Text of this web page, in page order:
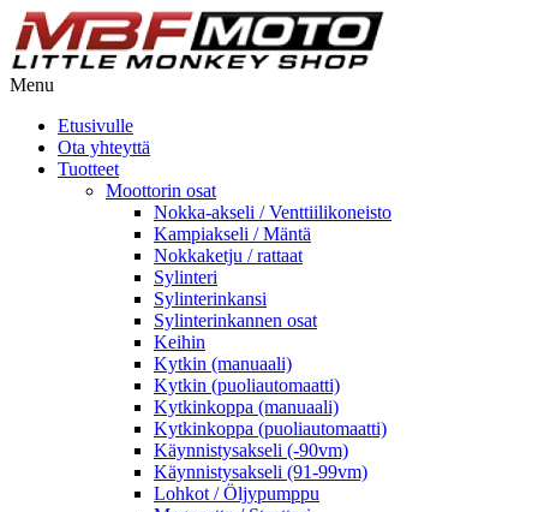
Menu
Etusivulle
Ota yhteyttä
Tuotteet
Moottorin osat
Nokka-akseli / Venttiilikoneisto
Kampiakseli / Mäntä
Nokkaketju / rattaat
Sylinteri
Sylinterinkansi
Sylinterinkannen osat
Keihin
Kytkin (manuaali)
Kytkin (puoliautomaatti)
Kytkinkoppa (manuaali)
Kytkinkoppa (puoliautomaatti)
Käynnistysakseli (-90vm)
Käynnistysakseli (91-99vm)
Lohkot / Öljypumppu